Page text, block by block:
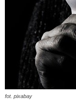
fot. pixabay